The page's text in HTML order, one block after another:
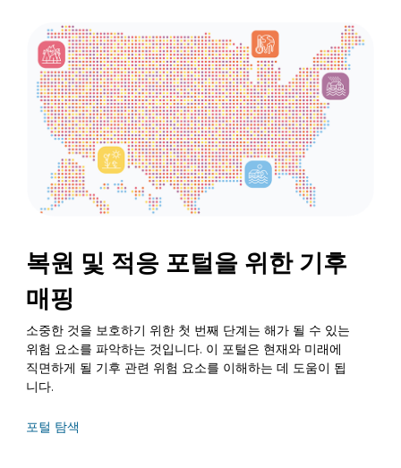
복원 및 적응 포털을 위한 기후
매핑
소중한 것을 보호하기 위한 첫 번째 단계는 해가 될 수 있는
위험 요소를 파악하는 것입니다. 이 포털은 현재와 미래에
직면하게 될 기후 관련 위험 요소를 이해하는 데 도움이 됩
니다.
포털 탐색